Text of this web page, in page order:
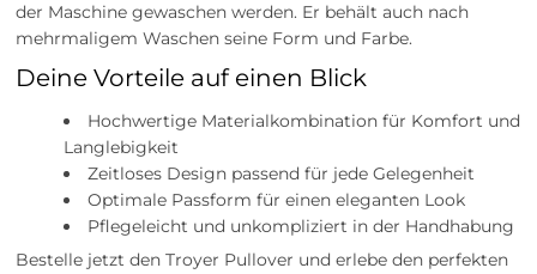
der Maschine gewaschen werden. Er behält auch nach
mehrmaligem Waschen seine Form und Farbe.
Deine Vorteile auf einen Blick
Hochwertige Materialkombination für Komfort und
Langlebigkeit
Zeitloses Design passend für jede Gelegenheit
Optimale Passform für einen eleganten Look
Pflegeleicht und unkompliziert in der Handhabung
Bestelle jetzt den Troyer Pullover und erlebe den perfekten